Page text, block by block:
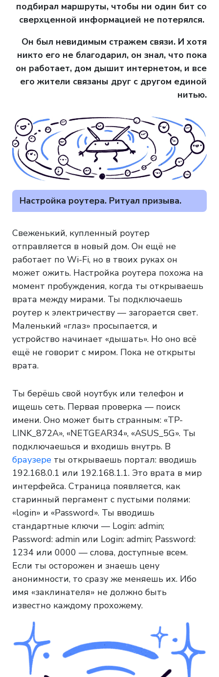
подбирал маршруты, чтобы ни один бит со
сверхценной информацией не потерялся.
Он был невидимым стражем связи. И хотя
никто его не благодарил, он знал, что пока
он работает, дом дышит интернетом, и все
его жители связаны друг с другом единой
нитью.
Настройка роутера. Ритуал призыва.
Свеженький, купленный роутер
отправляется в новый дом. Он ещё не
работает по Wi-Fi, но в твоих руках он
может ожить. Настройка роутера похожа на
момент пробуждения, когда ты открываешь
врата между мирами. Ты подключаешь
роутер к электричеству — загорается свет.
Маленький «глаз» просыпается, и
устройство начинает «дышать». Но оно всё
ещё не говорит с миром. Пока не открыты
врата.
Ты берёшь свой ноутбук или телефон и
ищешь сеть. Первая проверка — поиск
имени. Оно может быть странным: «TP-
LINK_872A», «NETGEAR34», «ASUS_5G». Ты
подключаешься и входишь внутрь. В
браузере ты открываешь портал: вводишь
192.168.0.1 или 192.168.1.1. Это врата в мир
интерфейса. Страница появляется, как
старинный пергамент с пустыми полями:
«login» и «Рassword». Ты вводишь
стандартные ключи — Login: admin;
Password: admin или Login: admin; Password:
1234 или 0000 — слова, доступные всем.
Если ты осторожен и знаешь цену
анонимности, то сразу же меняешь их. Ибо
имя «заклинателя» не должно быть
известно каждому прохожему.